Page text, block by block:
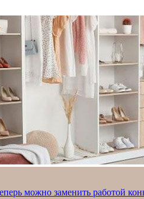
можно заменить работой